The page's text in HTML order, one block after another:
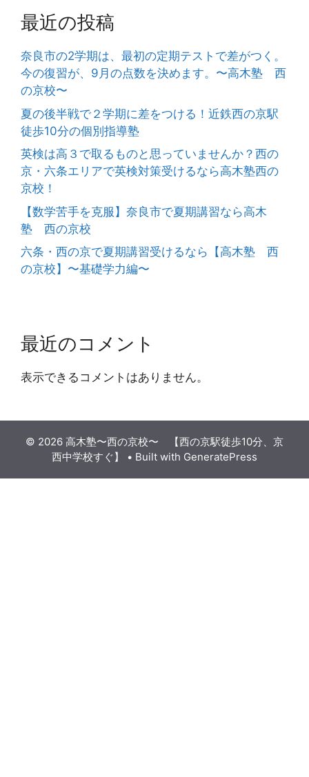
最近の投稿
奈良市の2学期は、最初の定期テストで差がつく。
今の復習が、9月の点数を決めます。〜高木塾 西
の京校〜
夏の後半戦で２学期に差をつける！近鉄西の京駅
徒歩10分の個別指導塾
英検は高３で取るものと思っていませんか？西の
京・六条エリアで英検対策受けるなら高木塾西の
京校！
【数学苦手を克服】奈良市で夏期講習なら高木
塾 西の京校
六条・西の京で夏期講習受けるなら【高木塾 西
の京校】〜基礎学力編〜
最近のコメント
表示できるコメントはありません。
© 2026 高木塾〜西の京校〜 【西の京駅徒歩10分、京
西中学校すぐ】
• Built with GeneratePress